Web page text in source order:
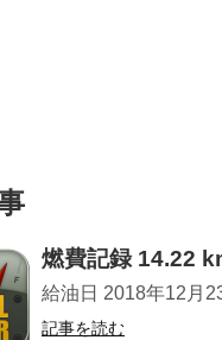
燃費記録 14.22
給油日 2018年12月
記事を読む